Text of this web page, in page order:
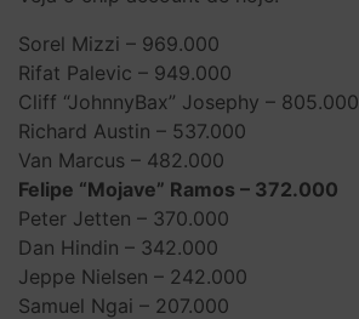
Sorel Mizzi – 969.000
Rifat Palevic – 949.000
Cliff “JohnnyBax” Josephy – 805.000
Richard Austin – 537.000
Van Marcus – 482.000
Felipe “Mojave” Ramos – 372.000
Peter Jetten – 370.000
Dan Hindin – 342.000
Jeppe Nielsen – 242.000
Samuel Ngai – 207.000